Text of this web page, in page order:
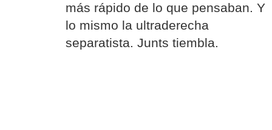
más rápido de lo que pensaban. Y
lo mismo la ultraderecha
separatista. Junts tiembla.